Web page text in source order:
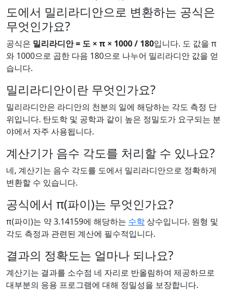
도에서 밀리라디안으로 변환하는 공식은
무엇인가요?
공식은 밀리라디안 = 도 × π × 1000 / 180입니다. 도 값을 π
와 1000으로 곱한 다음 180으로 나누어 밀리라디안 값을 얻
습니다.
밀리라디안이란 무엇인가요?
밀리라디안은 라디안의 천분의 일에 해당하는 각도 측정 단
위입니다. 탄도학 및 공학과 같이 높은 정밀도가 요구되는 분
야에서 자주 사용됩니다.
계산기가 음수 각도를 처리할 수 있나요?
네, 계산기는 음수 각도를 도에서 밀리라디안으로 정확하게
변환할 수 있습니다.
공식에서 π(파이)는 무엇인가요?
π(파이)는 약 3.14159에 해당하는 수학상수입니다. 원형 및
각도 측정과 관련된 계산에 필수적입니다.
결과의 정확도는 얼마나 되나요?
계산기는 결과를 소수점 네 자리로 반올림하여 제공하므로
대부분의 응용 프로그램에 대해 정밀성을 보장합니다.